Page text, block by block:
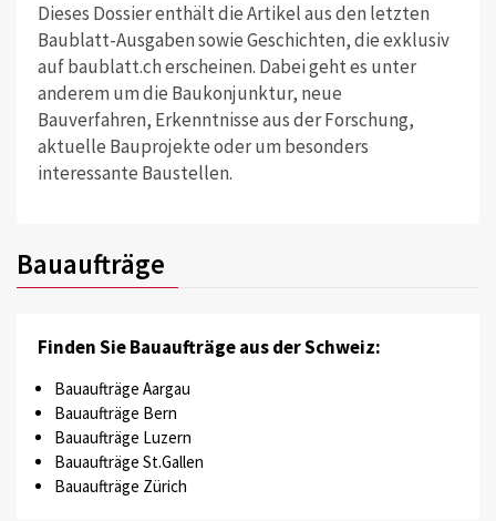
Dieses Dossier enthält die Artikel aus den letzten
Baublatt-Ausgaben sowie Geschichten, die exklusiv
auf baublatt.ch erscheinen. Dabei geht es unter
anderem um die Baukonjunktur, neue
Bauverfahren, Erkenntnisse aus der Forschung,
aktuelle Bauprojekte oder um besonders
interessante Baustellen.
Bauaufträge
Finden Sie Bauaufträge aus der Schweiz:
Bauaufträge Aargau
Bauaufträge Bern
Bauaufträge Luzern
Bauaufträge St.Gallen
Bauaufträge Zürich